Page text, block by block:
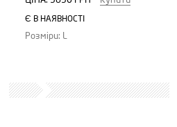
Є В НАЯВНОСТІ
Розміри: L